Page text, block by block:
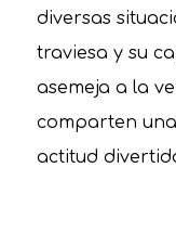
diversas
traviesa y su
asemeja a la
comparten
actitud